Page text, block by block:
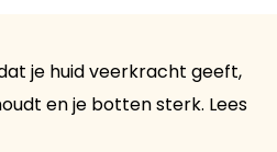
je huid veerkracht geeft,
en je botten sterk. Lees